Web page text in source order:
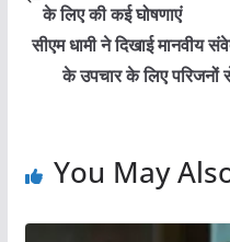
के लिए की कई घोषणाएं
सीएम धामी ने दिखाई मानवीय
के उपचार के लिए परिजनों
You May